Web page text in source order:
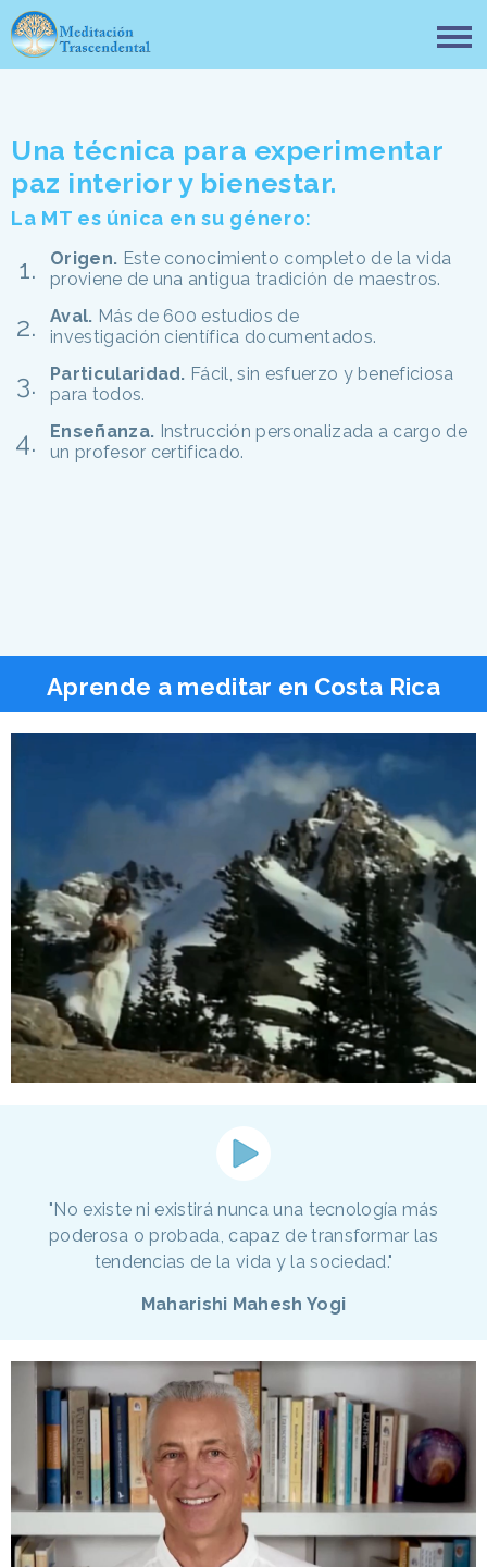
Una técnica para experimentar
paz interior y bienestar.
La MT es única en su género:
Origen. Este conocimiento completo de la vida
proviene de una antigua tradición de maestros.
Aval. Más de 600 estudios de
investigación científica documentados.
Particularidad. Fácil, sin esfuerzo y beneficiosa
para todos.
Enseñanza. Instrucción personalizada a cargo de
un profesor certificado.
Aprende a meditar en Costa Rica
"No existe ni existirá nunca una tecnología más
poderosa o probada, capaz de transformar las
tendencias de la vida y la sociedad."
Maharishi Mahesh Yogi